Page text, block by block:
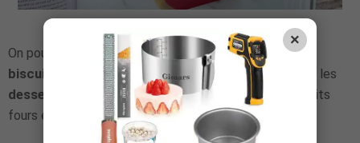
On poursuit le livre avec les recettes decrèmes , de
biscuits
meringue , de macarons
. Suivent ensuite les
desserts facilesavec les gâteaux de voyage, les petits
fours et les desserts rapides.
×